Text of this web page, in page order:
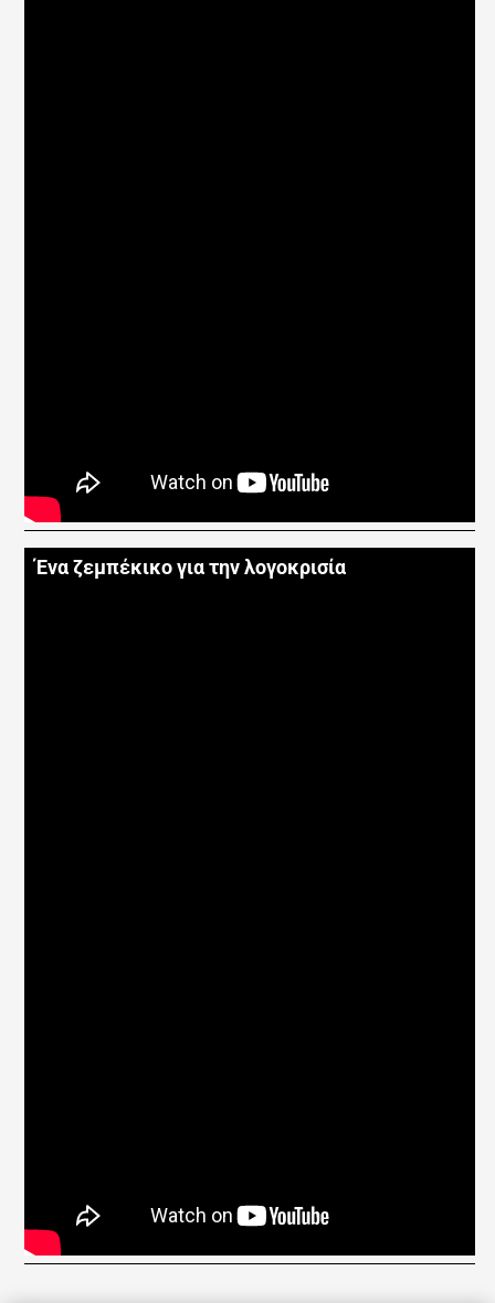
Ένα ζεμπέκικο για την λογοκρισία